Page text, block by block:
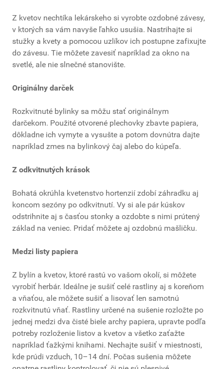
Z kvetov nechtíka lekárskeho si vyrobte ozdobné závesy,
v ktorých sa vám navyše ľahko usušia. Nastrihajte si
stužky a kvety a pomocou uzlíkov ich postupne zafixujte
do závesu. Tie môžete zavesiť napríklad za okno na
svetlé, ale nie slnečné stanovište.
Originálny darček
Rozkvitnuté bylinky sa môžu stať originálnym
darčekom. Použité otvorené plechovky zbavte papiera,
dôkladne ich vymyte a vysušte a potom dovnútra dajte
napríklad zmes na bylinkový čaj alebo do kúpeľa.
Z odkvitnutých krások
Bohatá okrúhla kvetenstvo hortenzií zdobí záhradku aj
koncom sezóny po odkvitnutí. Vy si ale pár kúskov
odstrihnite aj s časťou stonky a ozdobte s nimi prútený
základ na veniec. Pridať môžete aj ozdobnú mašličku.
Medzi listy papiera
Z bylín a kvetov, ktoré rastú vo vašom okolí, si môžete
vyrobiť herbár. Ideálne je sušiť celé rastliny aj s koreňom
a vňaťou, ale môžete sušiť a lisovať len samotnú
rozkvitnutú vňať. Rastliny určené na sušenie rozložte po
jednej medzi dva čisté biele archy papiera, upravte podľa
potreby rozloženie listov a kvetov a všetko zaťažte
napríklad ťažkými knihami. Nechajte sušiť v miestnosti,
kde prúdi vzduch, 10–14 dní. Počas sušenia môžete